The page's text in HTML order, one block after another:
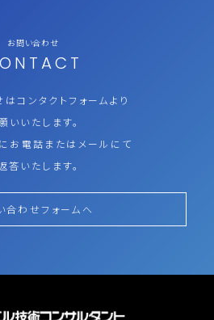
お問い合わせ
コンタクトフォームより
いいたします。
お電話またはメールにて
答いたします。
合わせフォームへ